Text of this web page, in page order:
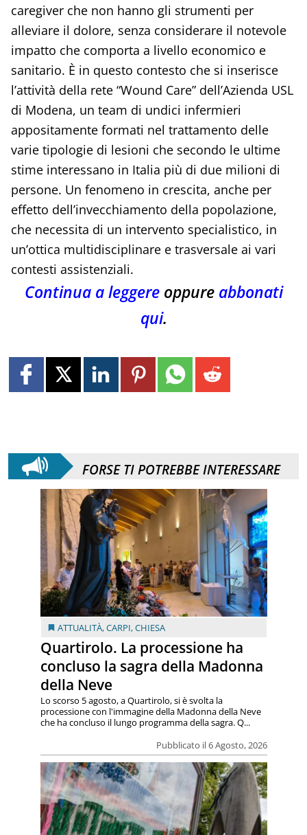
caregiver che non hanno gli strumenti per
alleviare il dolore, senza considerare il notevole
impatto che comporta a livello economico e
sanitario. È in questo contesto che si inserisce
l’attività della rete “Wound Care” dell’Azienda USL
di Modena, un team di undici infermieri
appositamente formati nel trattamento delle
varie tipologie di lesioni che secondo le ultime
stime interessano in Italia più di due milioni di
persone. Un fenomeno in crescita, anche per
effetto dell’invecchiamento della popolazione,
che necessita di un intervento specialistico, in
un’ottica multidisciplinare e trasversale ai vari
contesti assistenziali.
Continua a leggereoppure abbonati
qui.
FORSE TI POTREBBE INTERESSARE
ATTUALITÀ,CARPI,CHIESA
Quartirolo. La processione ha
concluso la sagra della Madonna
della Neve
Pubblicato il 6 Agosto, 2026
Lo scorso 5 agosto, a Quartirolo, si è svolta la
processione con l'immagine della Madonna della Neve
che ha concluso il lungo programma della sagra. Q...